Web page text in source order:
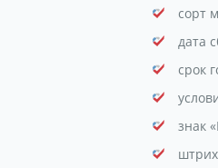
сорт
дата
срок
знак